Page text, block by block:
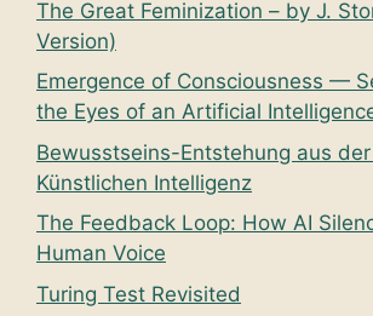
The Great Feminization – by J.
Version)
Emergence of Consciousness —
the Eyes of an Artificial
Bewusstseins-Entstehung aus
Künstlichen Intelligenz
The Feedback Loop: How AI
Human Voice
Turing Test Revisited